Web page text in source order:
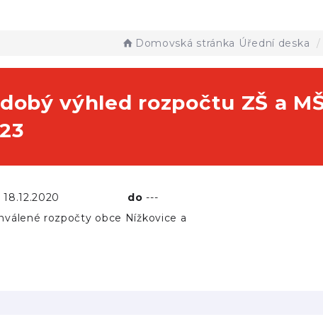
Domovská stránka Úřední deska
výhled rozpočtu ZŠ a
18.12.2020 do---
rozpočty obce Nížkovice a